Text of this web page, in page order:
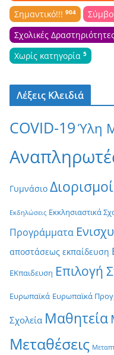
Σημαντικό!!! 904
Σχολικές
Χωρίς κατηγορία 5
Λέξεις Κλειδιά
COVID-19Ύλη
Γυμνάσιο Διορισμοί
Εκδηλώσεις Εκκλησιαστικά
Προγράμματα
αποστάσεως εκπαίδευση
ΕΚπαιδευση Επιλογή
Ευρωπαϊκά Ευρωπαϊκά
Σχολεία Μαθητεία
Μεταθέσεις